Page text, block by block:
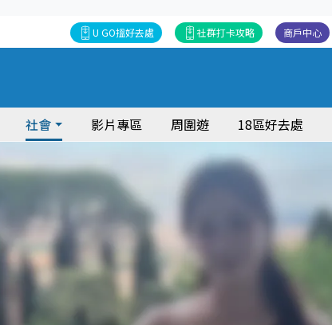
商戶中心
社群打卡攻略
U GO搵好去處
社會 影片專區 周圍遊 18區好去處